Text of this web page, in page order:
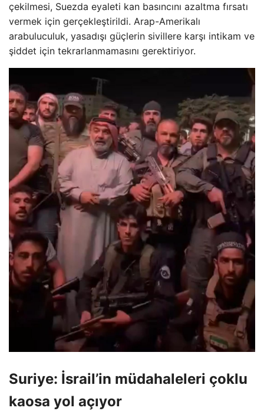
çekilmesi, Suezda eyaleti kan basıncını azaltma fırsatı
vermek için gerçekleştirildi. Arap-Amerikalı
arabuluculuk, yasadışı güçlerin sivillere karşı intikam ve
şiddet için tekrarlanmamasını gerektiriyor.
Suriye: İsrail’in müdahaleleri çoklu
kaosa yol açıyor